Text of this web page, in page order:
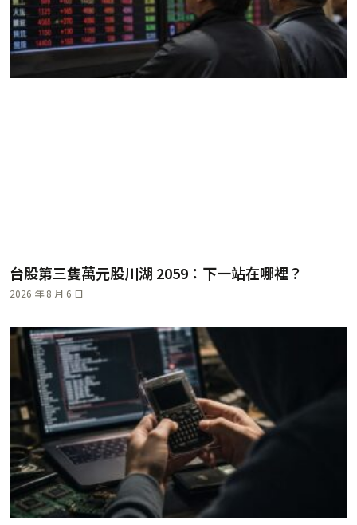
台股第三隻萬元股川湖 2059：下一站在哪裡？
2026 年 8 月 6 日